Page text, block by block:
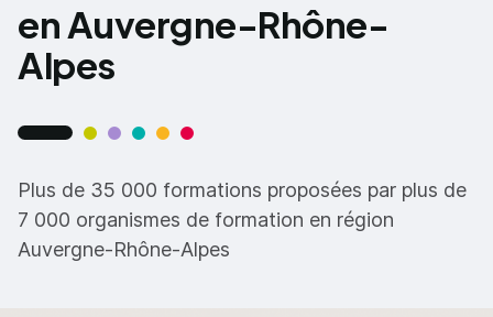
en Auvergne-Rhône-
Alpes
Plus de 35 000 formations proposées par plus de
7 000 organismes de formation en région
Auvergne-Rhône-Alpes